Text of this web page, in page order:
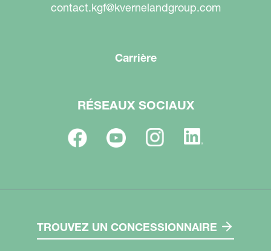
contact.kgf@kvernelandgroup.com
Carrière
RÉSEAUX SOCIAUX
TROUVEZ UN CONCESSIONNAIRE